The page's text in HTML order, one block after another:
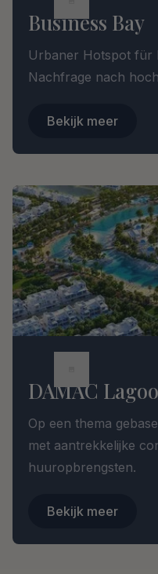
Business Bay
Urbaner Hotspot für
Nachfrage nach
Bekijk meer
DAMAC
Op een thema
met aantrekkelijke
huuropbrengsten.
Bekijk meer